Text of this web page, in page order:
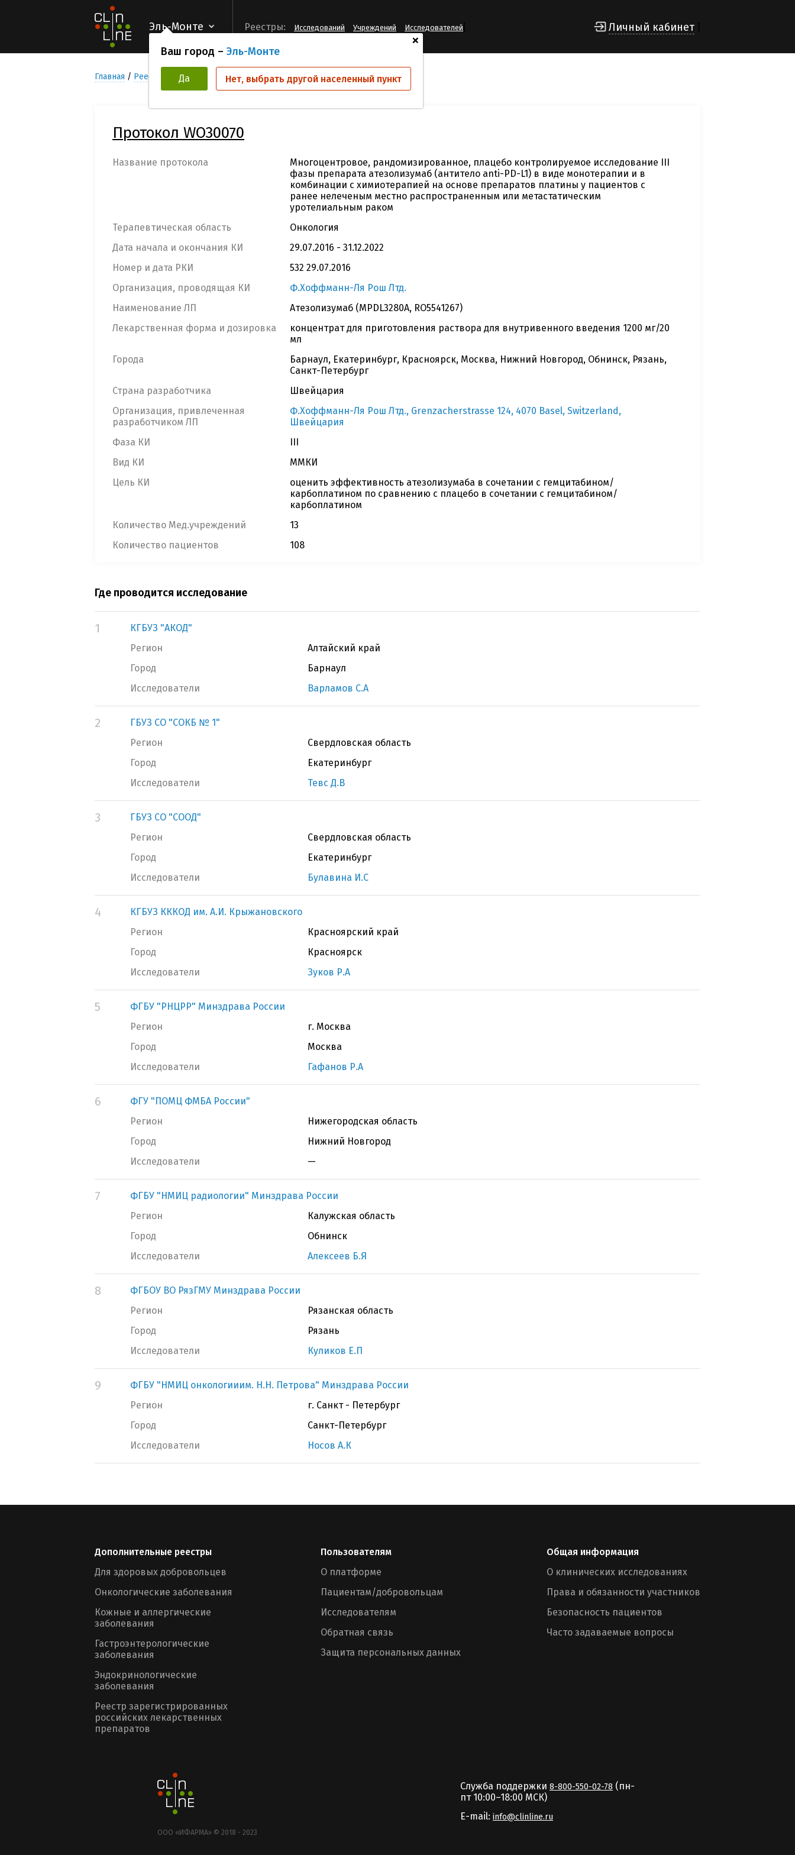
Эль-Монте
+
Ваш город – Эль-Монте
Да Нет, выбрать другой населенный пункт
Реестры: Исследований Учреждений Исследователей Личный кабинет
Главная Реестр Клинических исследований WO30070
Протокол WO30070
Название протокола
Многоцентровое, рандомизированное, плацебо контролируемое исследование III
фазы препарата атезолизумаб (антитело anti-PD-L1) в виде монотерапии и в
комбинации с химиотерапией на основе препаратов платины у пациентов с
ранее нелеченым местно распространенным или метастатическим
уротелиальным раком
Терапевтическая область
Онкология
Дата начала и окончания КИ
29.07.2016 - 31.12.2022
Номер и дата РКИ
532 29.07.2016
Организация, проводящая КИ
Ф.Хоффманн-Ля Рош Лтд.
Наименование ЛП
Атезолизумаб (MPDL3280A, RO5541267)
Лекарственная форма и дозировка
концентрат для приготовления раствора для внутривенного введения 1200 мг/20
мл
Города
Барнаул, Екатеринбург, Красноярск, Москва, Нижний Новгород, Обнинск, Рязань,
Санкт-Петербург
Страна разработчика
Швейцария
Организация, привлеченная
разработчиком ЛП
Ф.Хоффманн-Ля Рош Лтд., Grenzacherstrasse 124, 4070 Basel, Switzerland,
Швейцария
Фаза КИ
III
Вид КИ
ММКИ
Цель КИ
оценить эффективность атезолизумаба в сочетании с гемцитабином/
карбоплатином по сравнению с плацебо в сочетании с гемцитабином/
карбоплатином
Количество Мед.учреждений
13
Количество пациентов
108
Где проводится исследование
1
КГБУЗ "АКОД"
Регион
Алтайский край
Город
Барнаул
Исследователи
Варламов С.А
2
ГБУЗ СО "СОКБ № 1"
Регион
Свердловская область
Город
Екатеринбург
Исследователи
Тевс Д.В
3
ГБУЗ СО "СООД"
Регион
Свердловская область
Город
Екатеринбург
Исследователи
Булавина И.С
4
КГБУЗ КККОД им. А.И. Крыжановского
Регион
Красноярский край
Город
Красноярск
Исследователи
Зуков Р.А
5
ФГБУ "РНЦРР" Минздрава России
Регион
г. Москва
Город
Москва
Исследователи
Гафанов Р.А
6
ФГУ "ПОМЦ ФМБА России"
Регион
Нижегородская область
Город
Нижний Новгород
Исследователи
—
7
ФГБУ "НМИЦ радиологии" Минздрава России
Регион
Калужская область
Город
Обнинск
Исследователи
Алексеев Б.Я
8
ФГБОУ ВО РязГМУ Минздрава России
Регион
Рязанская область
Город
Рязань
Исследователи
Куликов Е.П
9
ФГБУ "НМИЦ онкологииим. Н.Н. Петрова" Минздрава России
Регион
г. Санкт - Петербург
Город
Санкт-Петербург
Исследователи
Носов А.К
Дополнительные реестры
Для здоровых добровольцев
Онкологические заболевания
Кожные и аллергические
заболевания
Гастроэнтерологические
заболевания
Эндокринологические
заболевания
Реестр зарегистрированных
российских лекарственных
препаратов
Пользователям
О платформе
Пациентам/добровольцам
Исследователям
Обратная связь
Защита персональных данных
Общая информация
О клинических исследованиях
Права и обязанности участников
Безопасность пациентов
Часто задаваемые вопросы
ООО «ИФАРМА» © 2018 - 2023
Служба поддержки 8-800-550-02-78 (пн-
пт 10:00–18:00 MCК)
E-mail: info@clinline.ru